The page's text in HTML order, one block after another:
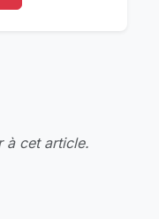
à cet article.